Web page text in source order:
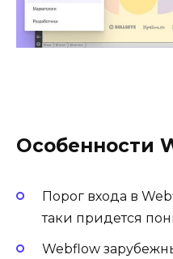
Особенности
Порог входа в
таки придется
Webflow